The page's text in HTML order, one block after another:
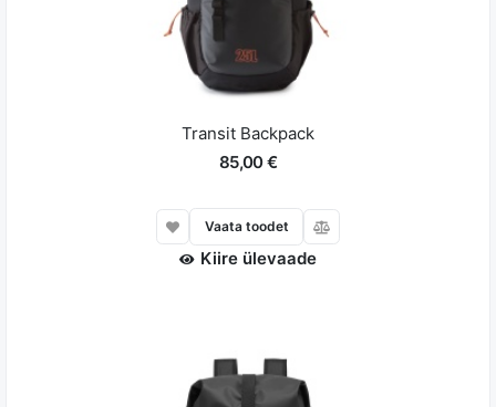
Transit Backpack
85,00 €
Vaata toodet
Kiire ülevaade